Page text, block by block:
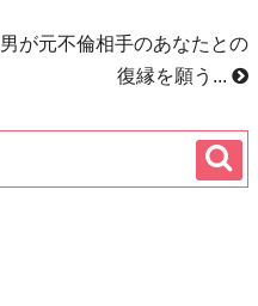
男が元不倫相手のあなたとの
復縁を願う...